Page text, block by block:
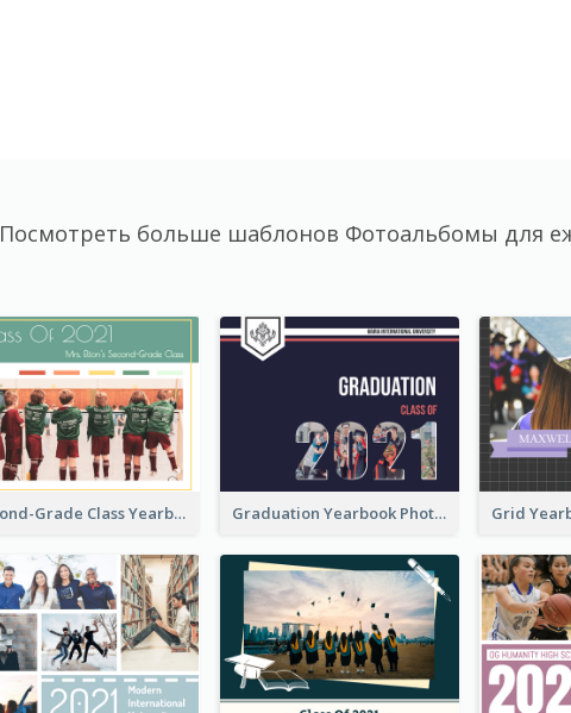
Посмотреть больше шаблонов Фотоальбомы для
Second-Grade Class Yearbook Photo Book Graduation Yearbook Photo Book